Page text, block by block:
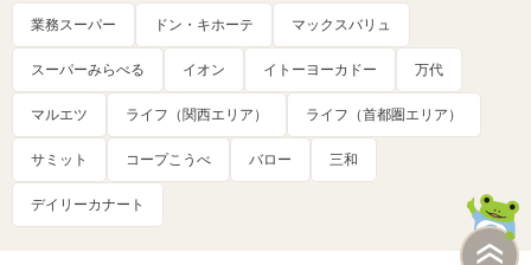
業務スーパー ドン・キホーテ マックスバリュ
スーパーみらべる イオン イトーヨーカドー 万代
マルエツ ライフ（関西エリア） ライフ（首都圏エリア）
サミット コープこうべ バロー 三和
デイリーカナート